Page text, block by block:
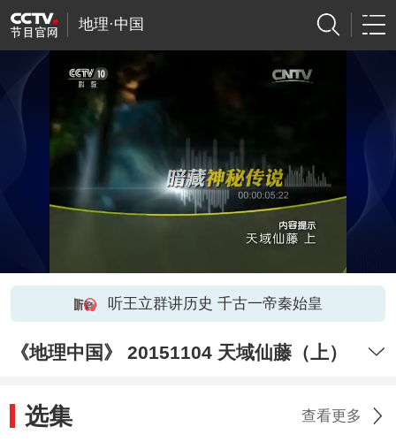
地理·中国
听王立群讲历史 千古一帝秦始皇
《地理中国》 20151104 天域仙藤（上）
选集 查看更多